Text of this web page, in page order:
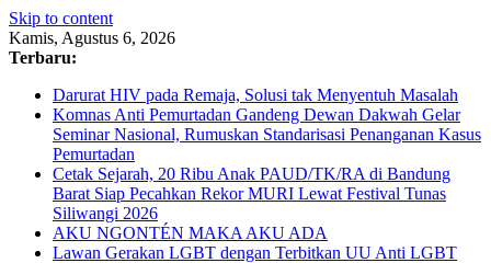
Skip to content
Kamis, Agustus 6, 2026
Terbaru:
Darurat HIV pada Remaja, Solusi tak Menyentuh Masalah
Komnas Anti Pemurtadan Gandeng Dewan Dakwah Gelar
Seminar Nasional, Rumuskan Standarisasi Penanganan Kasus
Pemurtadan
Cetak Sejarah, 20 Ribu Anak PAUD/TK/RA di Bandung
Barat Siap Pecahkan Rekor MURI Lewat Festival Tunas
Siliwangi 2026
AKU NGONTÉN MAKA AKU ADA
Lawan Gerakan LGBT dengan Terbitkan UU Anti LGBT